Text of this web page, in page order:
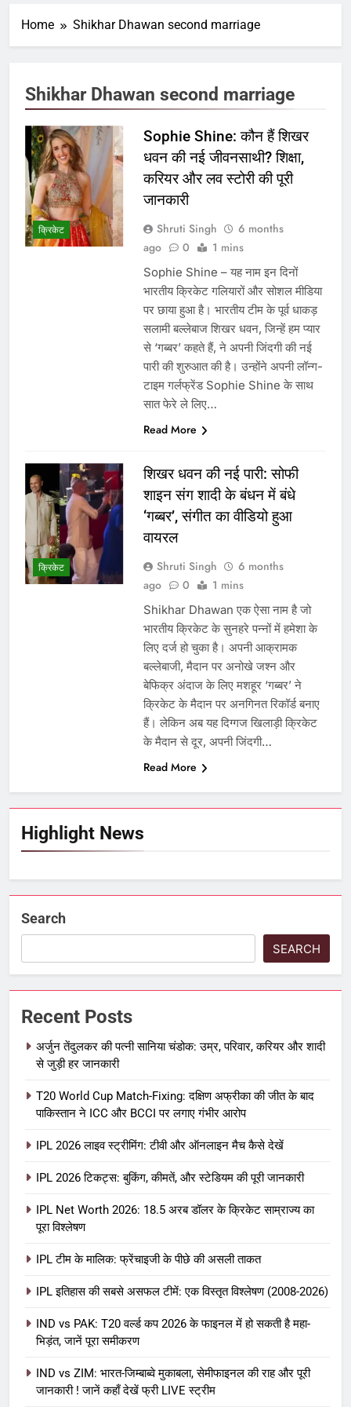
Home Shikhar Dhawan second marriage
Highlight News
Shikhar Dhawan second marriage
क्रिकेट
Sophie Shine: कौन हैं शिखर
धवन की नई जीवनसाथी? शिक्षा,
करियर और लव स्टोरी की पूरी
जानकारी
Shruti Singh
6 months
ago
0 1 mins
Sophie Shine – यह नाम इन दिनों
भारतीय क्रिकेट गलियारों और सोशल मीडिया
पर छाया हुआ है। भारतीय टीम के पूर्व धाकड़
सलामी बल्लेबाज शिखर धवन, जिन्हें हम प्यार
से ‘गब्बर’ कहते हैं, ने अपनी जिंदगी की नई
पारी की शुरुआत की है। उन्होंने अपनी लॉन्ग-
टाइम गर्लफ्रेंड Sophie Shine के साथ
सात फेरे ले लिए…
Read More
क्रिकेट
शिखर धवन की नई पारी: सोफी
शाइन संग शादी के बंधन में बंधे
‘गब्बर’, संगीत का वीडियो हुआ
वायरल
Shruti Singh
6 months
ago
0 1 mins
Shikhar Dhawan एक ऐसा नाम है जो
भारतीय क्रिकेट के सुनहरे पन्नों में हमेशा के
लिए दर्ज हो चुका है। अपनी आक्रामक
बल्लेबाजी, मैदान पर अनोखे जश्न और
बेफिक्र अंदाज के लिए मशहूर ‘गब्बर’ ने
क्रिकेट के मैदान पर अनगिनत रिकॉर्ड बनाए
हैं। लेकिन अब यह दिग्गज खिलाड़ी क्रिकेट
के मैदान से दूर, अपनी जिंदगी…
Read More
Search
SEARCH
Recent Posts
अर्जुन तेंदुलकर की पत्नी सानिया चंडोक: उम्र, परिवार, करियर और शादी
से जुड़ी हर जानकारी
T20 World Cup Match-Fixing: दक्षिण अफ्रीका की जीत के बाद
पाकिस्तान ने ICC और BCCI पर लगाए गंभीर आरोप
IPL 2026 लाइव स्ट्रीमिंग: टीवी और ऑनलाइन मैच कैसे देखें
IPL 2026 टिकट्स: बुकिंग, कीमतें, और स्टेडियम की पूरी जानकारी
IPL Net Worth 2026: 18.5 अरब डॉलर के क्रिकेट साम्राज्य का
पूरा विश्लेषण
IPL टीम के मालिक: फ्रेंचाइजी के पीछे की असली ताकत
IPL इतिहास की सबसे असफल टीमें: एक विस्तृत विश्लेषण (2008-2026)
IND vs PAK: T20 वर्ल्ड कप 2026 के फाइनल में हो सकती है महा-
भिड़ंत, जानें पूरा समीकरण
IND vs ZIM: भारत-जिम्बाब्वे मुकाबला, सेमीफाइनल की राह और पूरी
जानकारी ! जानें कहाँ देखें फ्री LIVE स्ट्रीम
IPL Net Worth 2026: 18.5 अरब डॉलर
आईपीएल 2026 क्रिकेट
IPL टीम के मालिक: फ्रेंचाइजी के पीछे की
असली ताकत
आईपीएल 2026 क्रिकेट